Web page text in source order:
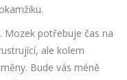
Mozek potřebuje čas na
ale kolem
Bude vás méně